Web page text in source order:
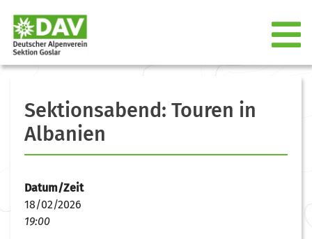
Sektionsabend: Touren in
Albanien
Datum/Zeit
18/02/2026
19:00